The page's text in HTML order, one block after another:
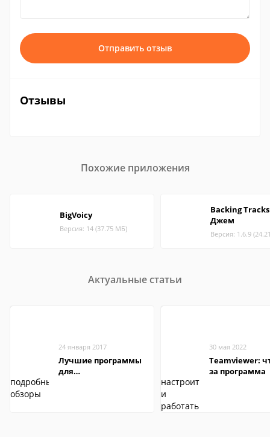
Отправить отзыв
Отзывы
Похожие приложения
BigVoicy
Версия: 14 (37.75 МБ)
Backing Tracks
Джем
Версия: 1.6.9
Актуальные статьи
24 января 2017
Лучшие программы
для
30 мая 2022
Teamviewer:
за программа